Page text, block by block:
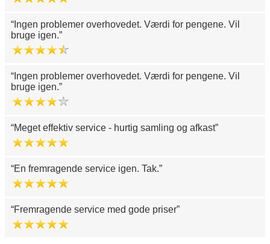
Ingen problemer overhovedet. Værdi for pengene. Vil
bruge igen.
Ingen problemer overhovedet. Værdi for pengene. Vil
bruge igen.
Meget effektiv service - hurtig samling og afkast
En fremragende service igen. Tak.
Fremragende service med gode priser